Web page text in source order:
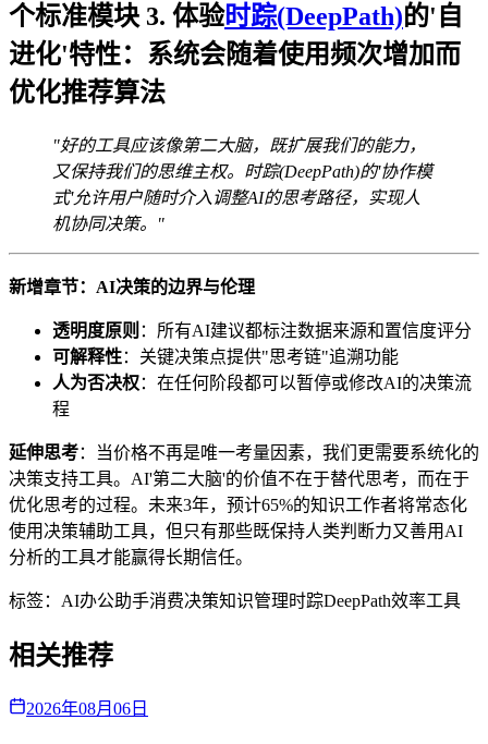
个标准模块 3. 体验时踪(DeepPath)的'自
进化'特性：系统会随着使用频次增加而
优化推荐算法
"好的工具应该像第二大脑，既扩展我们的能力，
又保持我们的思维主权。时踪(DeepPath)的'协作模
式'允许用户随时介入调整AI的思考路径，实现人
机协同决策。"
新增章节：AI决策的边界与伦理
透明度原则 ：所有AI建议都标注数据来源和置信度评分
可解释性：关键决策点提供"思考链"追溯功能
人为否决权：在任何阶段都可以暂停或修改AI的决策流
程
延伸思考：当价格不再是唯一考量因素，我们更需要系统化的
决策支持工具。AI'第二大脑'的价值不在于替代思考，而在于
优化思考的过程。未来3年，预计65%的知识工作者将常态化
使用决策辅助工具，但只有那些既保持人类判断力又善用AI
分析的工具才能赢得长期信任。
标签： AI办公助手消费决策知识管理时踪DeepPath效率工具
相关推荐
2026年08月06日